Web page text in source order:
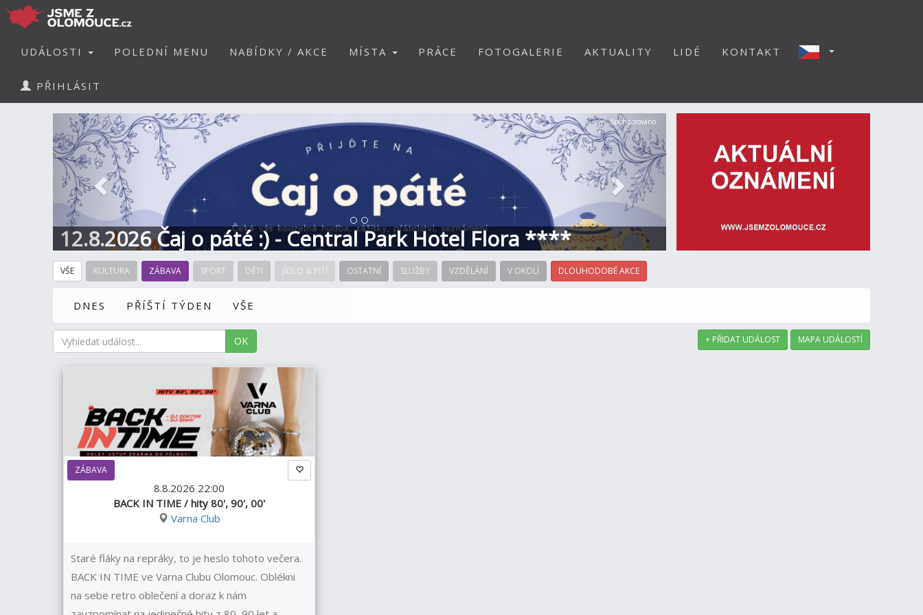
UDÁLOSTI POLEDNÍ MENU NABÍDKY / AKCE MÍSTA PRÁCE FOTOGALERIE AKTUALITY LIDÉ KONTAKT
PŘIHLÁSIT
12.8.2026 Čaj o páté :) - Central Park Hotel Flora ****
Předchozí Další
Sponzorováno
VŠE KULTURA ZÁBAVA SPORT DĚTI JÍDLO & PITÍ OSTATNÍ SLUŽBY VZDĚLÁNÍ V OKOLÍ DLOUHODOBÉ AKCE
DNES PŘÍŠTÍ TÝDEN VŠE
OK + PŘIDAT UDÁLOST MAPA UDÁLOSTÍ
ZÁBAVA
8.8.2026 22:00
BACK IN TIME / hity 80', 90', 00'
Varna Club
Staré fláky na repráky, to je heslo tohoto večera.
BACK IN TIME ve Varna Clubu Olomouc. Oblékni
na sebe retro oblečení a doraz k nám